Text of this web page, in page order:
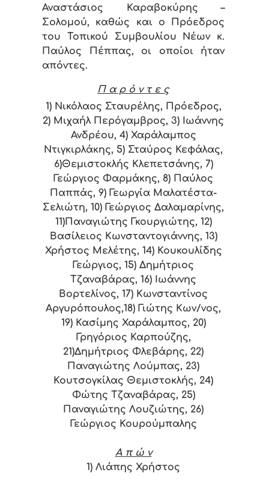
Αναστάσιος Καραβοκύρης –
Σολομού, καθώς και ο Πρόεδρος
του Τοπικού Συμβουλίου Νέων κ.
Παύλος Πέππας, οι οποίοι ήταν
απόντες.
Π α ρ ό ν τ ε ς
1) Νικόλαος Σταυρέλης, Πρόεδρος,
2) Μιχαήλ Περόγαμβρος, 3) Ιωάννης
Ανδρέου, 4) Χαράλαμπος
Ντιγκιρλάκης, 5) Σταύρος Κεφάλας,
6)Θεμιστοκλής Κλεπετσάνης, 7)
Γεώργιος Φαρμάκης, 8) Παύλος
Παππάς, 9) Γεωργία Μαλατέστα-
Σελιώτη, 10) Γεώργιος Δαλαμαρίνης,
11)Παναγιώτης Γκουργιώτης, 12)
Βασίλειος Κωνσταντογιάννης, 13)
Χρήστος Μελέτης, 14) Κουκουλίδης
Γεώργιος, 15) Δημήτριος
Τζαναβάρας, 16) Ιωάννης
Βορτελίνος, 17) Κωνσταντίνος
Αργυρόπουλος,18) Γιώτης Κων/νος,
19) Κασίμης Χαράλαμπος, 20)
Γρηγόριος Καρπούζης,
21)Δημήτριος Φλεβάρης, 22)
Παναγιώτης Λούμπας, 23)
Κουτσογκίλας Θεμιστοκλής, 24)
Φώτης Τζαναβάρας, 25)
Παναγιώτης Λουζιώτης, 26)
Γεώργιος Κουρούμπαλης
Α π ώ ν
1) Λιάπης Χρήστος